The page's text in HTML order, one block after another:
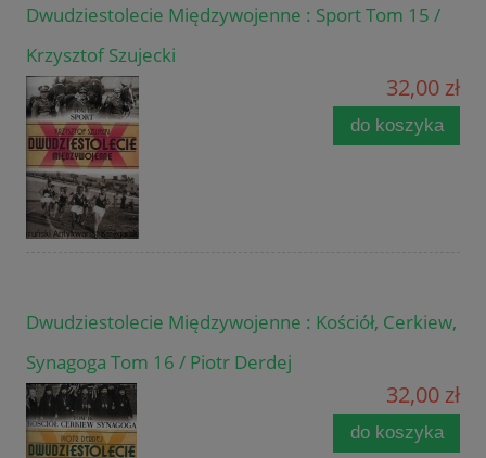
Dwudziestolecie Międzywojenne : Sport Tom 15 /
Krzysztof Szujecki
32,00 zł
do koszyka
Dwudziestolecie Międzywojenne : Kościół, Cerkiew,
Synagoga Tom 16 / Piotr Derdej
32,00 zł
do koszyka